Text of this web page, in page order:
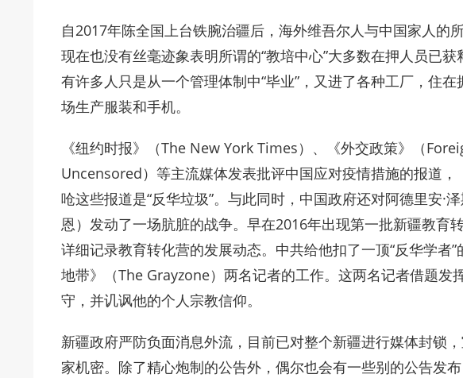
自2017年陈全国上台铁腕治疆后，海外维吾尔人与中国家人的
现在也没有丝毫迹象表明所谓的“教培中心”大多数在押人员已获
有许多人只是从一个管理体制中“毕业”，又进了各种工厂，住
场生产服装和手机。
《纽约时报》（The New York Times）、《外交政策》（
Uncensored）等主流媒体发表批评中国应对疫情措施的报道
呛这些报道是“反华垃圾”。与此同时，中国政府还对阿德里安·
恩）发动了一场肮脏的战争。早在2016年出现第一批新疆教育
详细记录教育转化营的发展动态。中共给他扣了一顶“反华学者
地带》（The Grayzone）两名记者的工作。这两名记者借题发
守，并讥讽他的个人宗教信仰。
新疆政府严防负面消息外流，目前已对整个新疆进行媒体封锁
家机密。除了精心炮制的公告外，偶尔也会有一些别的公告发